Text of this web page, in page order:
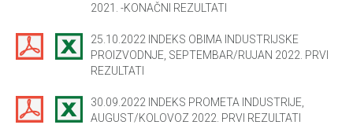
2021. -KONAČNI REZULTATI
25.10.2022 INDEKS OBIMA INDUSTRIJSKE
PROIZVODNJE, SEPTEMBAR/RUJAN 2022. PRVI
REZULTATI
30.09.2022 INDEKS PROMETA INDUSTRIJE,
AUGUST/KOLOVOZ 2022. PRVI REZULTATI